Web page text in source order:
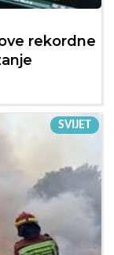
rekordne
SVIJET